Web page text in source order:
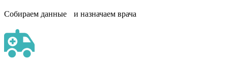
Собираем данные и назначаем врача